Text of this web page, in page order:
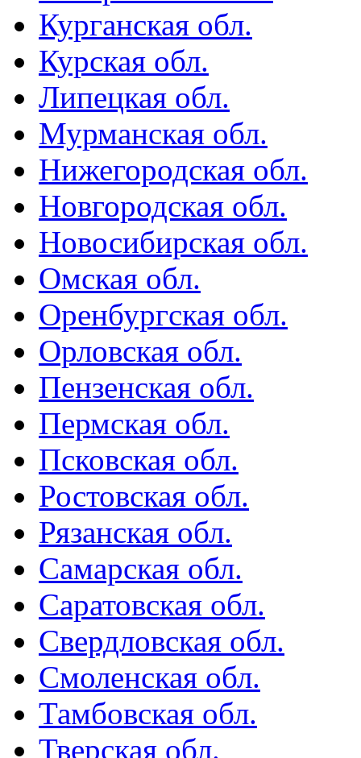
Курганская обл.
Курская обл.
Липецкая обл.
Мурманская обл.
Нижегородская обл.
Новгородская обл.
Новосибирская обл.
Омская обл.
Оренбургская обл.
Орловская обл.
Пензенская обл.
Пермская обл.
Псковская обл.
Ростовская обл.
Рязанская обл.
Самарская обл.
Саратовская обл.
Свердловская обл.
Смоленская обл.
Тамбовская обл.
Тверская обл.